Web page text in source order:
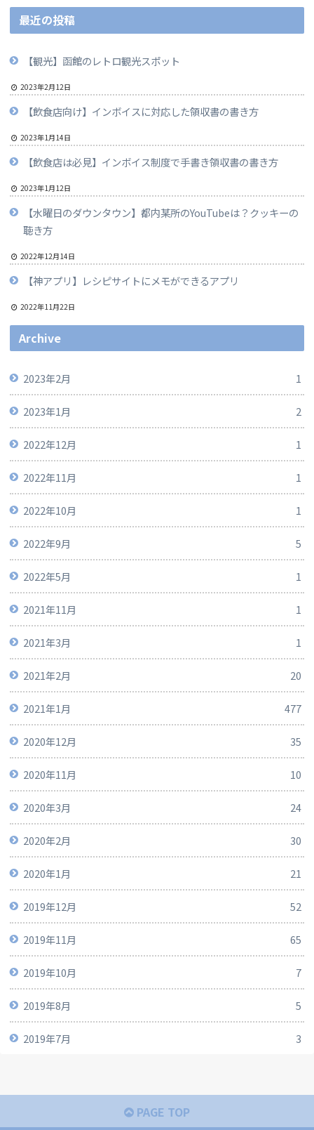
最近の投稿
【観光】函館のレトロ観光スポット
2023年2月12日
【飲食店向け】インボイスに対応した領収書の書き方
2023年1月14日
【飲食店は必見】インボイス制度で手書き領収書の書き方
2023年1月12日
【水曜日のダウンタウン】都内某所のYouTubeは？クッキーの
聴き方
2022年12月14日
【神アプリ】レシピサイトにメモができるアプリ
2022年11月22日
Archive
2023年2月 1
2023年1月 2
2022年12月 1
2022年11月 1
2022年10月 1
2022年9月 5
2022年5月 1
2021年11月 1
2021年3月 1
2021年2月 20
2021年1月 477
2020年12月 35
2020年11月 10
2020年3月 24
2020年2月 30
2020年1月 21
2019年12月 52
2019年11月 65
2019年10月 7
2019年8月 5
2019年7月 3
PAGE TOP